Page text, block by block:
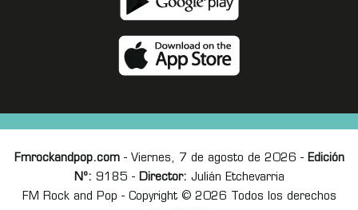
Fmrockandpop.com- Viernes, 7 de agosto de 2026 - Edición
Nº: 9185 - Director: Julián Etchevarria
FM Rock and Pop - Copyright © 2026 Todos los derechos